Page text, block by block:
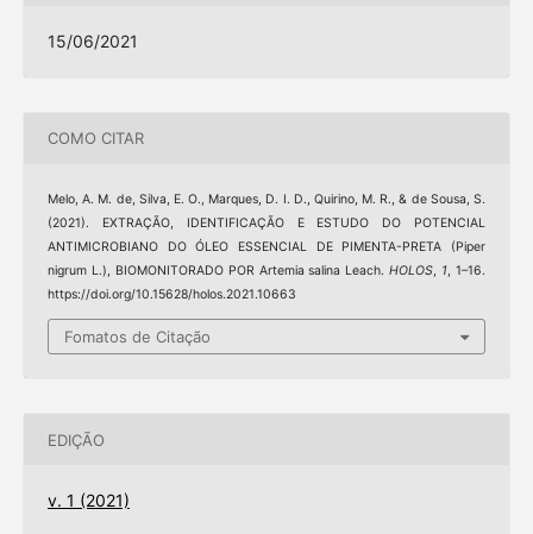
15/06/2021
COMO CITAR
Melo, A. M. de, Silva, E. O., Marques, D. I. D., Quirino, M. R., & de Sousa, S.
(2021). EXTRAÇÃO, IDENTIFICAÇÃO E ESTUDO DO POTENCIAL
ANTIMICROBIANO DO ÓLEO ESSENCIAL DE PIMENTA-PRETA (Piper
nigrum L.), BIOMONITORADO POR Artemia salina Leach.HOLOS, 1, 1–16.
https://doi.org/10.15628/holos.2021.10663
Fomatos de Citação
EDIÇÃO
v. 1 (2021)